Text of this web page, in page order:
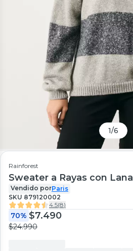
1/6
Rainforest
Sweater a Rayas con Lana
Vendido porParis
SKU 879120002
4.5(8)
70% $7.490
$24.990